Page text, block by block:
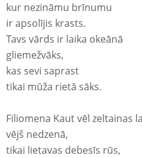
kur nezināmu brīnumu
ir apsolījis krasts.
Tavs vārds ir laika okeānā
gliemežvāks,
kas sevi saprast
tikai mūža rietā sāks.
Filiomena Kaut vēl zeltainas
vējš nedzenā,
tikai lietavas debesīs rūs,